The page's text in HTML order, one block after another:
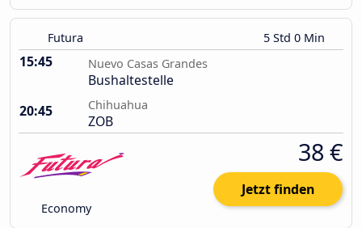
Futura 5 Std 0 Min
15:45 Nuevo Casas Grandes
Bushaltestelle
20:45
Chihuahua
ZOB
Economy
38 €
Jetzt finden